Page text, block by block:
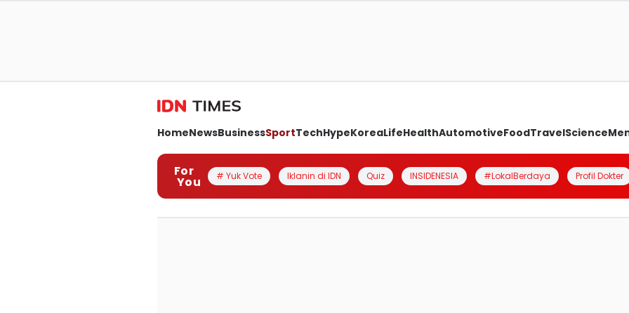
HomeNewsBusinessSportTechHypeKoreaLifeHealthAutomotiveFoodTravelScience
For
You # Yuk Vote Iklanin di IDN Quiz INSIDENESIA #LokalBerdaya Profil Dokter